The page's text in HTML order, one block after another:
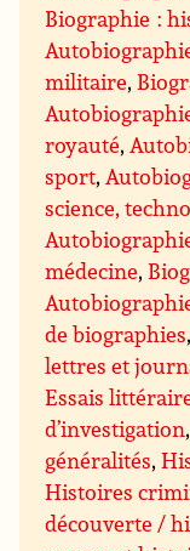
Biographie :
militaire,
royauté,
sport,
science,
médecine,
de biographies
lettres et
Essais
d’investigation
généralités,
Histoires
découverte /